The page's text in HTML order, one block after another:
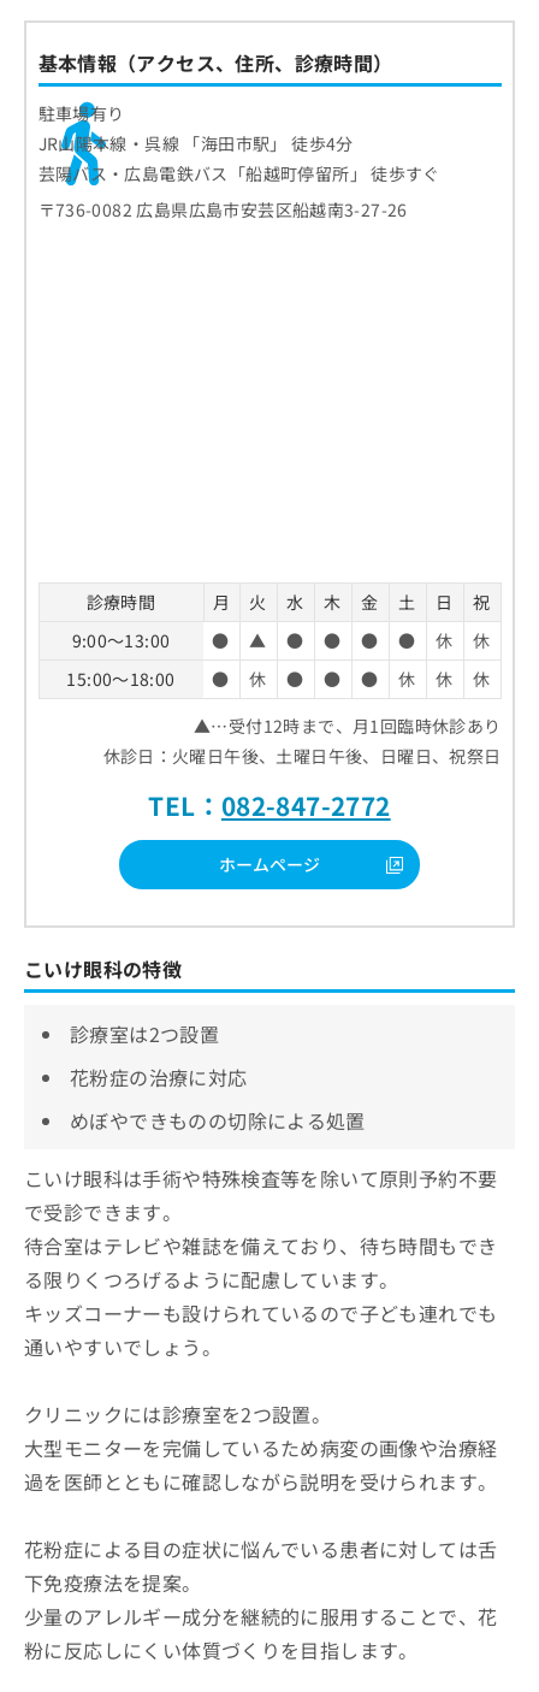
基本情報（アクセス、住所、診療時間）
駐車場有り
JR山陽本線・呉線 「海田市駅」 徒歩4分
芸陽バス・広島電鉄バス「船越町停留所」 徒歩すぐ
〒736-0082 広島県広島市安芸区船越南3-27-26
診療時間 月 火 水 木 金 土 日
祝
9:00～13:00
● ▲ ● ● ● ● 休
休
15:00～18:00
● 休 ● ● ● 休 休
休
▲…受付12時まで、月1回臨時休診あり
休診日：火曜日午後、土曜日午後、日曜日、祝祭日
TEL： 082-847-2772
ホームページ
こいけ眼科の特徴
診療室は2つ設置
花粉症の治療に対応
めぼやできものの切除による処置
こいけ眼科は手術や特殊検査等を除いて原則予約不要
で受診できます。
待合室はテレビや雑誌を備えており、待ち時間もでき
る限りくつろげるように配慮しています。
キッズコーナーも設けられているので子ども連れでも
通いやすいでしょう。
クリニックには診療室を2つ設置。
大型モニターを完備しているため病変の画像や治療経
過を医師とともに確認しながら説明を受けられます。
花粉症による目の症状に悩んでいる患者に対しては舌
下免疫療法を提案。
少量のアレルギー成分を継続的に服用することで、花
粉に反応しにくい体質づくりを目指します。